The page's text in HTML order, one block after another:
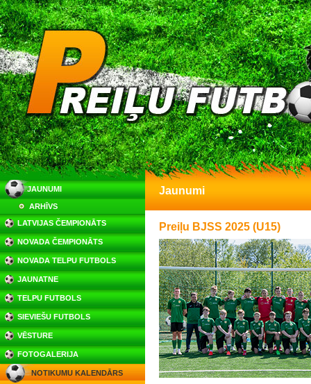
JAUNUMI
ARHĪVS
LATVIJAS ČEMPIONĀTS
NOVADA ČEMPIONĀTS
NOVADA TELPU FUTBOLS
JAUNATNE
TELPU FUTBOLS
SIEVIEŠU FUTBOLS
VĒSTURE
FOTOGALERIJA
NOTIKUMU KALENDĀRS
Jaunumi
Preiļu BJSS 2025 (U15)